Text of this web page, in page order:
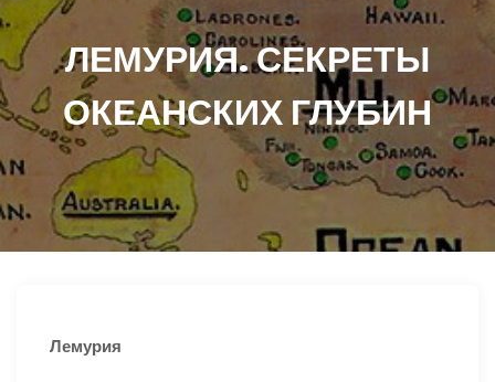
ЛЕМУРИЯ. СЕКРЕТЫ
ОКЕАНСКИХ ГЛУБИН
Лемурия